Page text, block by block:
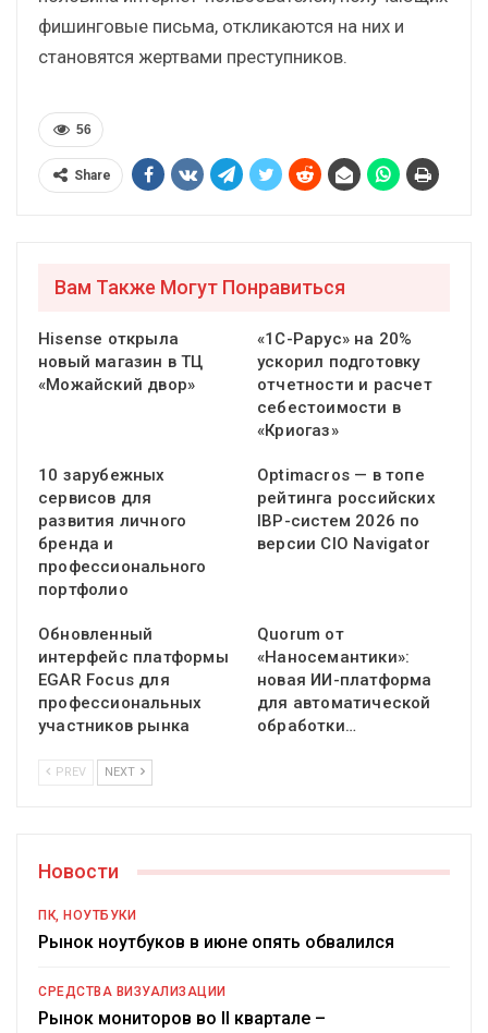
фишинговые письма, откликаются на них и
становятся жертвами преступников.
56
Share
Вам Также Могут Понравиться
Hisense открыла
новый магазин в ТЦ
«Можайский двор»
«1С-Рарус» на 20%
ускорил подготовку
отчетности и расчет
себестоимости в
«Криогаз»
10 зарубежных
сервисов для
развития личного
бренда и
профессионального
портфолио
Optimacros — в топе
рейтинга российских
IBP-систем 2026 по
версии CIO Navigator
Обновленный
интерфейс платформы
EGAR Focus для
профессиональных
участников рынка
Quorum от
«Наносемантики»:
новая ИИ-платформа
для автоматической
обработки…
PREV NEXT
Новости
ПК, НОУТБУКИ
Рынок ноутбуков в июне опять обвалился
СРЕДСТВА ВИЗУАЛИЗАЦИИ
Рынок мониторов во II квартале –